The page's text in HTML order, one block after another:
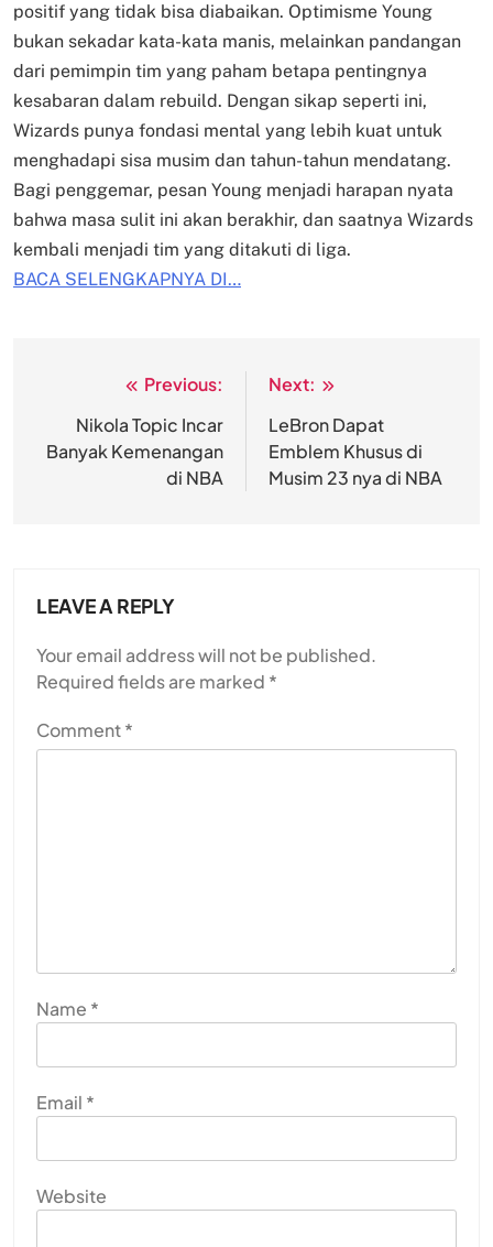
positif yang tidak bisa diabaikan. Optimisme Young
bukan sekadar kata-kata manis, melainkan pandangan
dari pemimpin tim yang paham betapa pentingnya
kesabaran dalam rebuild. Dengan sikap seperti ini,
Wizards punya fondasi mental yang lebih kuat untuk
menghadapi sisa musim dan tahun-tahun mendatang.
Bagi penggemar, pesan Young menjadi harapan nyata
bahwa masa sulit ini akan berakhir, dan saatnya Wizards
kembali menjadi tim yang ditakuti di liga.
BACA SELENGKAPNYA DI…
navigation
Previous:
Nikola Topic Incar
Banyak Kemenangan
di NBA
Next:
LeBron Dapat
Emblem Khusus di
Musim 23 nya di NBA
LEAVE A REPLY
Your email address will not be published.
Required fields are marked *
Comment*
Name *
Email *
Website